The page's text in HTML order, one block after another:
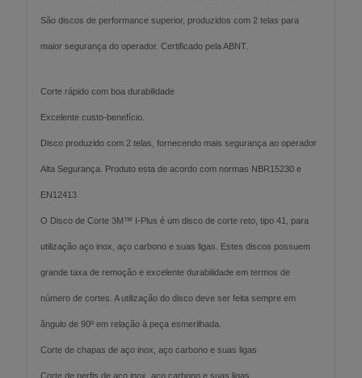
São discos de performance superior, produzidos com 2 telas para
maior segurança do operador. Certificado pela ABNT.
Corte rápido com boa durabilidade
Excelente custo-benefício.
Disco produzido com 2 telas, fornecendo mais segurança ao operador
Alta Segurança. Produto esta de acordo com normas NBR15230 e
EN12413
O Disco de Corte 3M™ I-Plus é um disco de corte reto, tipo 41, para
utilização aço inox, aço carbono e suas ligas. Estes discos possuem
grande taxa de remoção e excelente durabilidade em termos de
número de cortes. A utilização do disco deve ser feita sempre em
ângulo de 90º em relação à peça esmerilhada.
Corte de chapas de aço inox, aço carbono e suas ligas
Corte de perfis de aço inox, aço carbono e suas ligas